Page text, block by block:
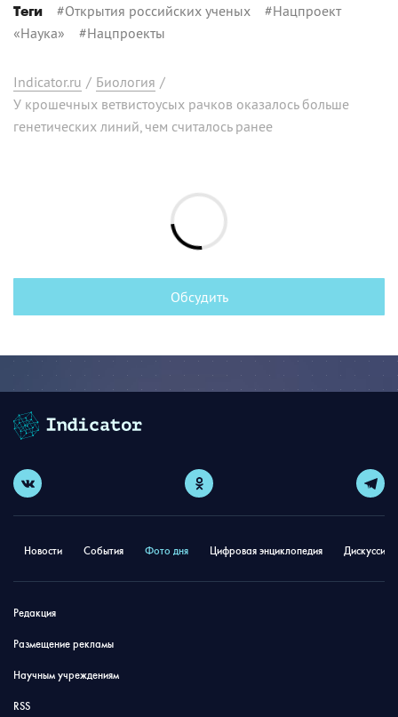
Теги #Открытия российских ученых #Нацпроект
«Наука» #Нацпроекты
Indicator.ru / Биология /
У крошечных ветвистоусых рачков оказалось больше
генетических линий, чем считалось ранее
Обсудить
Новости События Фото дня Цифровая энциклопедия
Редакция
Размещение рекламы
Научным учреждениям
RSS